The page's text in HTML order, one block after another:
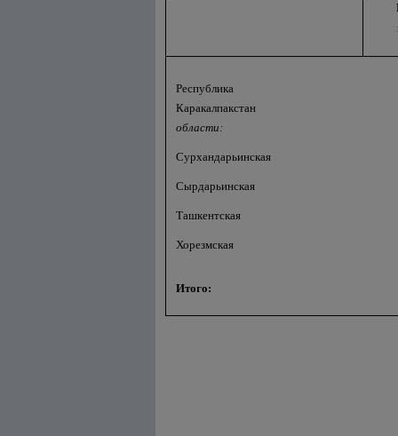
Республика
Каракалпакстан
области:
Сурхандарьинская
Сырдарьинская
Ташкентская
Хорезмская
Итого: